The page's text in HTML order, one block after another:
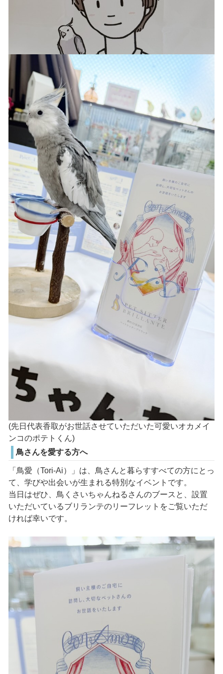
(先日代表香取がお世話させていただいた可愛いオカメイ
ンコのポテトくん)
鳥さんを愛する方へ
「鳥愛（Tori-Ai）」は、鳥さんと暮らすすべての方にとっ
て、学びや出会いが生まれる特別なイベントです。
当日はぜひ、鳥くさいちゃんねるさんのブースと、設置
いただいているブリランテのリーフレットをご覧いただ
ければ幸いです。